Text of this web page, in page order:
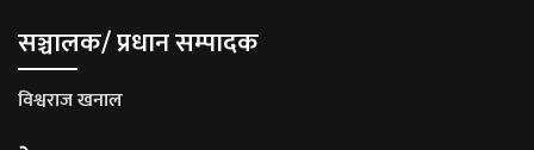
सञ्चालक/ प्रधान सम्पादक
विश्वराज खनाल